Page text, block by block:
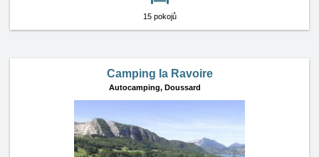
15 pokojů
Camping la Ravoire
Autocamping, Doussard